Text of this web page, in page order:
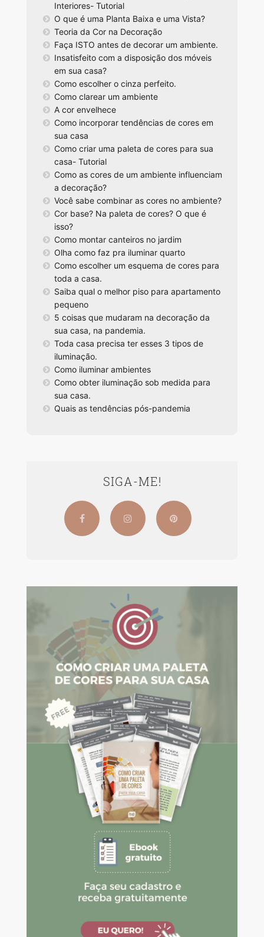
Interiores- Tutorial
O que é uma Planta Baixa e uma Vista?
Teoria da Cor na Decoração
Faça ISTO antes de decorar um ambiente.
Insatisfeito com a disposição dos móveis
em sua casa?
Como escolher o cinza perfeito.
Como clarear um ambiente
A cor envelhece
Como incorporar tendências de cores em
sua casa
Como criar uma paleta de cores para sua
casa- Tutorial
Como as cores de um ambiente influenciam
a decoração?
Você sabe combinar as cores no ambiente?
Cor base? Na paleta de cores? O que é
isso?
Como montar canteiros no jardim
Olha como faz pra iluminar quarto
Como escolher um esquema de cores para
toda a casa.
Saiba qual o melhor piso para apartamento
pequeno
5 coisas que mudaram na decoração da
sua casa, na pandemia.
Toda casa precisa ter esses 3 tipos de
iluminação.
Como iluminar ambientes
Como obter iluminação sob medida para
sua casa.
Quais as tendências pós-pandemia
SIGA-ME!